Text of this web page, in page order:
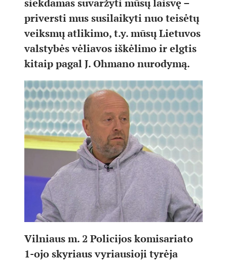
siekdamas suvaržyti mūsų laisvę –
priversti mus susilaikyti nuo teisėtų
veiksmų atlikimo, t.y. mūsų Lietuvos
valstybės vėliavos iškėlimo ir elgtis
kitaip pagal J. Ohmano nurodymą.
Vilniaus m. 2 Policijos komisariato
1-ojo skyriaus vyriausioji tyrėja